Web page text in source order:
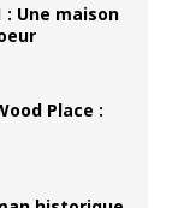
: Une maison
Place :